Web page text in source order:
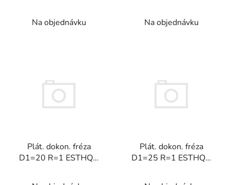
Na objednávku
Na objednávku
Plát. dokon. fréza
D1=20 R=1 ESTHQC
Plát. dokon. fréza
D1=25 R=1 ESTHQC